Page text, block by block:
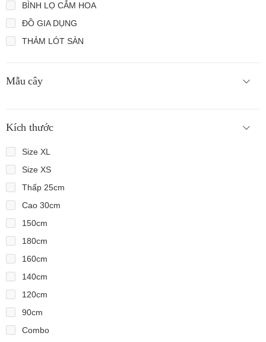
BÌNH LỌ CẮM HOA
ĐỒ GIA DỤNG
THẢM LÓT SÀN
Mẫu cây
Kích thước
Size XL
Size XS
Thấp 25cm
Cao 30cm
150cm
180cm
160cm
140cm
120cm
90cm
Combo